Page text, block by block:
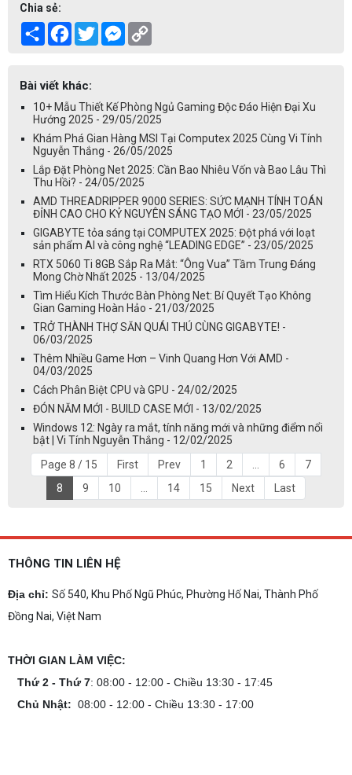
Chia sẻ:
Share Facebook
TwitterMessenger
Bài viết khác:
10+ Mẫu Thiết Kế Phòng Ngủ Gaming Độc Đáo Hiện Đại Xu
Hướng 2025 - 29/05/2025
Khám Phá Gian Hàng MSI Tại Computex 2025 Cùng Vi Tính
Nguyễn Thắng - 26/05/2025
Lắp Đặt Phòng Net 2025: Cần Bao Nhiêu Vốn và Bao Lâu Thì
Thu Hồi? - 24/05/2025
AMD THREADRIPPER 9000 SERIES: SỨC MẠNH TÍNH TOÁN
ĐỈNH CAO CHO KỶ NGUYÊN SÁNG TẠO MỚI - 23/05/2025
GIGABYTE tỏa sáng tại COMPUTEX 2025: Đột phá với loạt
sản phẩm AI và công nghệ “LEADING EDGE” - 23/05/2025
RTX 5060 Ti 8GB Sắp Ra Mắt: “Ông Vua” Tầm Trung Đáng
Mong Chờ Nhất 2025 - 13/04/2025
Tìm Hiểu Kích Thước Bàn Phòng Net: Bí Quyết Tạo Không
Gian Gaming Hoàn Hảo - 21/03/2025
TRỞ THÀNH THỢ SĂN QUÁI THÚ CÙNG GIGABYTE! -
06/03/2025
Thêm Nhiều Game Hơn – Vinh Quang Hơn Với AMD -
04/03/2025
Cách Phân Biệt CPU và GPU - 24/02/2025
ĐÓN NĂM MỚI - BUILD CASE MỚI - 13/02/2025
Windows 12: Ngày ra mắt, tính năng mới và những điểm nổi
bật | Vi Tính Nguyễn Thắng - 12/02/2025
Page 8 / 15
First Prev 1 2 6
7
8
9 10 14 15 Next Last
THÔNG TIN LIÊN HỆ
Địa chỉ: Số 540, Khu Phố Ngũ Phúc, Phường Hố Nai, Thành Phố
Đồng Nai, Việt Nam
THỜI GIAN LÀM VIỆC:
Thứ 2 - Thứ 7: 08:00 - 12:00 - Chiều 13:30 - 17:45
Chủ Nhật: 08:00 - 12:00 - Chiều 13:30 - 17:00